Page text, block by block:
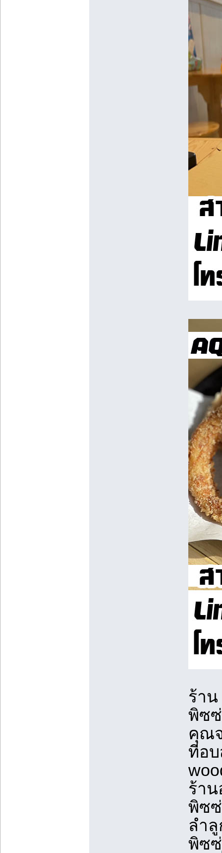
ร้า
พิซ
คุณ
ที่อ
ร้า
พิซ
ลำ
พิซซ่